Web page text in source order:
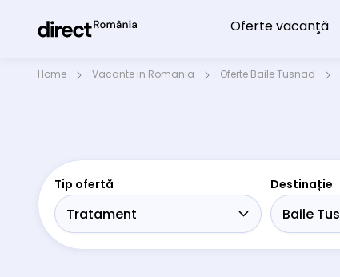
Oferte vacanţă
Home Vacante in Romania Oferte Baile Tusnad
Tip ofertă Destinație